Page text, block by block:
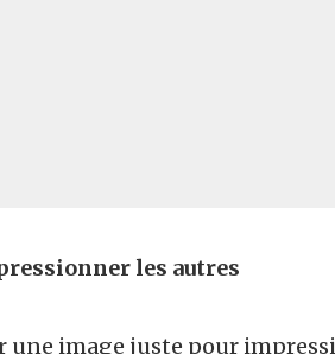
les autres
une image juste pour